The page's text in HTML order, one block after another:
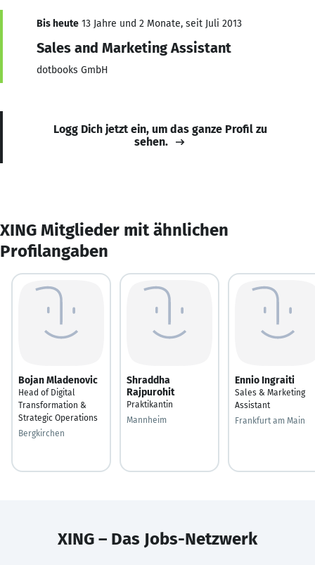
Bis heute 13 Jahre und 2 Monate, seit Juli 2013
Sales and Marketing Assistant
dotbooks GmbH
Logg Dich jetzt ein, um das ganze Profil zu
sehen.
XING Mitglieder mit ähnlichen
Profilangaben
Bojan Mladenovic
Head of Digital
Transformation &
Strategic Operations
Bergkirchen
Shraddha
Rajpurohit
Praktikantin
Mannheim
Ennio Ingraiti
Sales & Marketing
Assistant
Frankfurt am Main
XING – Das Jobs-Netzwerk